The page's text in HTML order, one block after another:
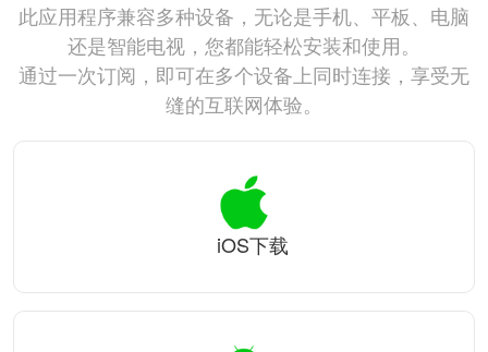
此应用程序兼容多种设备，无论是手机、平板、电脑
还是智能电视，您都能轻松安装和使用。
通过一次订阅，即可在多个设备上同时连接，享受无
缝的互联网体验。
iOS下载